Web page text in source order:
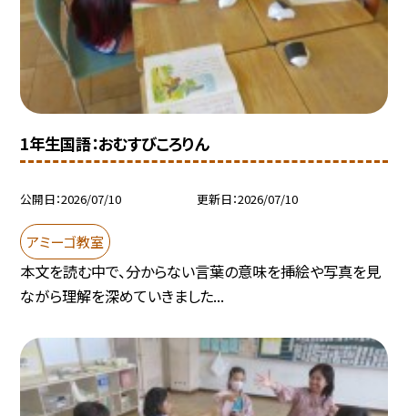
1年生国語：おむすびころりん
公開日 2026/07/10 更新日 2026/07/10
アミーゴ教室
本文を読む中で、分からない言葉の意味を挿絵や写真を見
ながら理解を深めていきました...